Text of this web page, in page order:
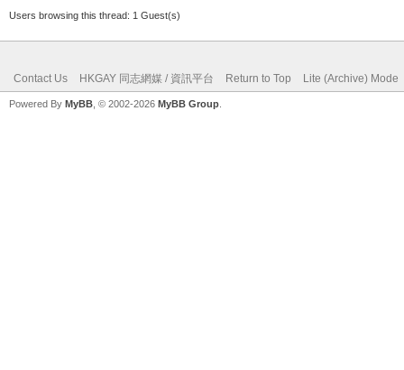
Users browsing this thread: 1 Guest(s)
Contact Us HKGAY 同志網媒 / 資訊平台 Return to Top Lite (Archive) Mode
Powered By MyBB , © 2002-2026 MyBB Group